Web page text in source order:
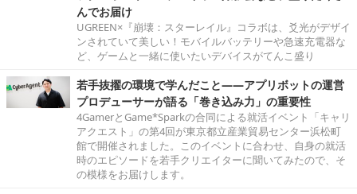
んでお届け
UGREEN×『崩壊：スターレイル』コラボは、爻光がデザイ
ンされていて美しい！モバイルバッテリーや急速充電器な
ど、ゲームと一緒に使いたいデバイスがてんこ盛り
若手抜擢の環境で学んだこと――アプリボットの運営
プロデューサーが語る「巻き込み力」の重要性
4GamerとGame*Sparkの合同による就活イベント「キャリ
アクエスト」の第4回が東京都立産業貿易センター浜松町
館で開催されました。このイベントに合わせ、自身の就活
時のエピソードを若手クリエイターに聞いてみたので、そ
の模様をお届けします。